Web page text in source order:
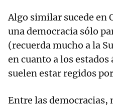
Algo similar sucede en
una democracia sólo
(recuerda mucho a la
en cuanto a los estados
suelen estar regidos
Entre las democracias,